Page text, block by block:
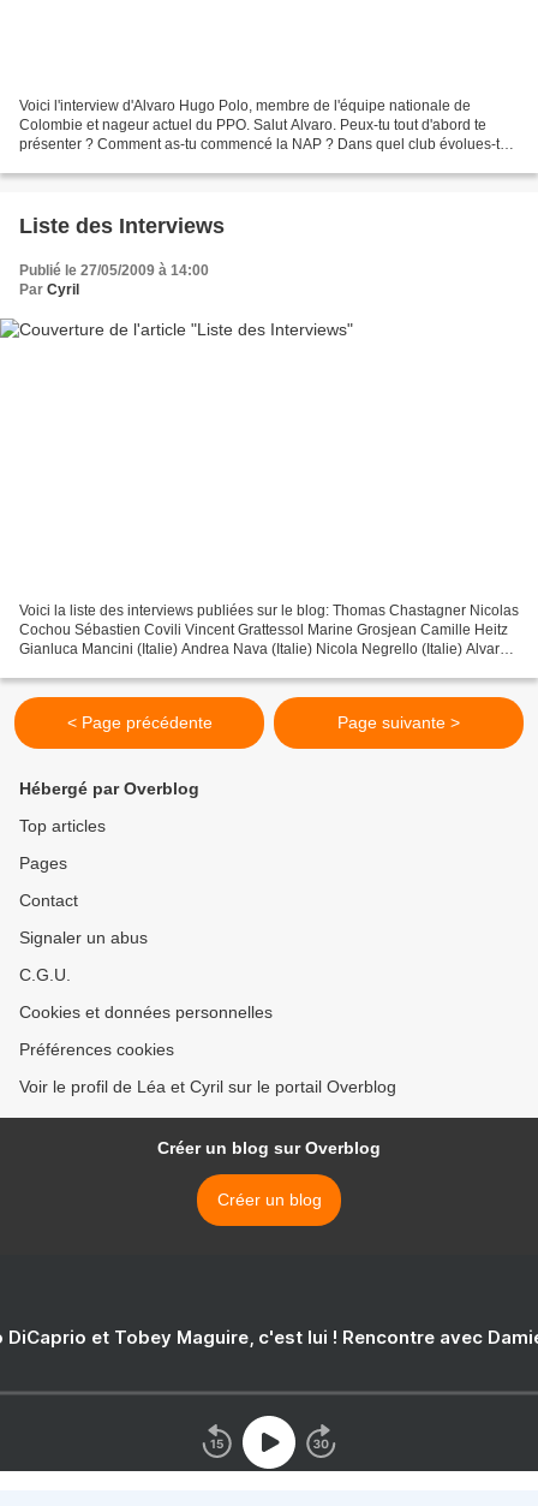
Voici l'interview d'Alvaro Hugo Polo, membre de l'équipe nationale de
Colombie et nageur actuel du PPO. Salut Alvaro. Peux-tu tout d'abord te
présenter ? Comment as-tu commencé la NAP ? Dans quel club évolues-tu?
Liste des Interviews
Publié le 27/05/2009 à 14:00
Par Cyril
Voici la liste des interviews publiées sur le blog: Thomas Chastagner Nicolas
Cochou Sébastien Covili Vincent Grattessol Marine Grosjean Camille Heitz
Gianluca Mancini (Italie) Andrea Nava (Italie) Nicola Negrello (Italie) Alvaro
< Page précédente Page suivante >
Hébergé par Overblog
Top articles
Pages
Contact
Signaler un abus
C.G.U.
Cookies et données personnelles
Préférences cookies
Voir le profil de Léa et Cyril sur le portail Overblog
Créer un blog sur Overblog
Créer un blog
DiCaprio et Tobey Maguire, c'est lui ! Rencontre avec